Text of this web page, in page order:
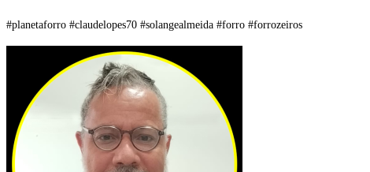
#planetaforro #claudelopes70 #solangealmeida #forro #forrozeiros